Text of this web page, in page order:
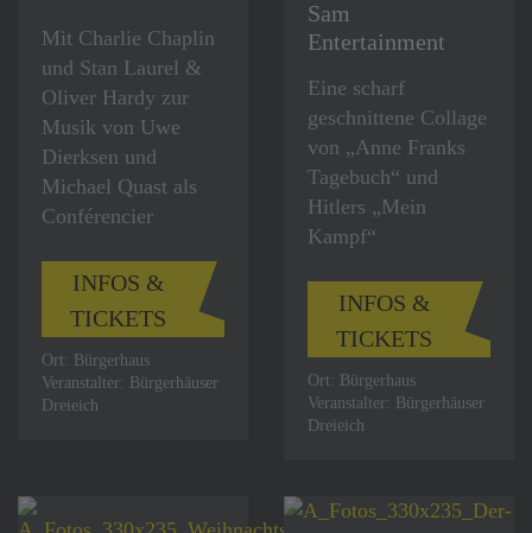
Mit Charlie Chaplin
und Stan Laurel &
Oliver Hardy zur
Musik von Uwe
Dierksen und
Michael Quast als
Conférencier
INFOS &
TICKETS
Ort: Bürgerhaus
Veranstalter: Bürgerhäuser
Dreieich
Sam
Entertainment
Eine scharf
geschnittene Collage
von „Anne Franks
Tagebuch“ und
Hitlers „Mein
Kampf“
INFOS &
TICKETS
Ort: Bürgerhaus
Veranstalter: Bürgerhäuser
Dreieich